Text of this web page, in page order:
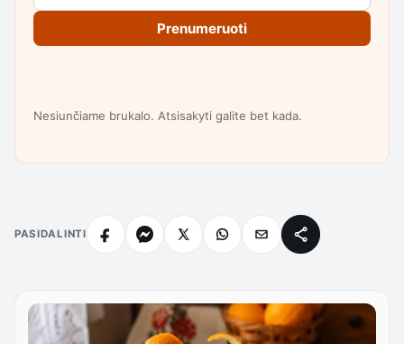
Prenumeruoti
Nesiunčiame brukalo. Atsisakyti galite bet kada.
PASIDALINTI